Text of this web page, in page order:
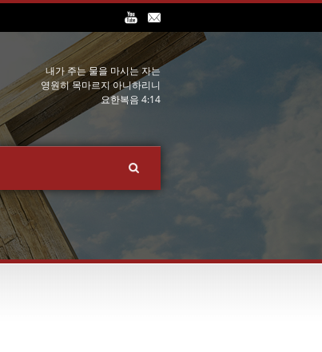
내가 주는 물을 마시는 자는
영원히 목마르지 아니하리니
요한복음 4:14